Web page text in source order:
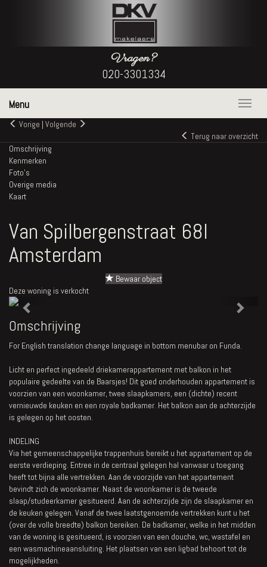
Vragen?
020-3301334
Menu
Vorige | Volgende
Terug naar overzicht
Omschrijving
Kenmerken
Foto's
Overige media
Kaart
Van Spilbergenstraat 68I
Amsterdam
Bewaar object
Deze woning is verkocht
Previous Next
Omschrijving
For English translation change language in bottom menubar on Funda.
Licht en perfect ingedeeld driekamerappartement met balkon in het
populaire gedeelte van de Baarsjes! Dit goed onderhouden appartement is
voorzien van een woonkamer, twee slaapkamers, een (dichte) recent
vernieuwde keuken en een royale badkamer. Het balkon aan de achterzijde
is gelegen op het oosten.
INDELING
Via het gemeenschappelijke trappenhuis bereikt u het appartement op de
eerste verdieping. Entree in de centraal gelegen hal vanwaar u toegang
heeft tot bijna alle vertrekken. Aan de voorzijde van het appartement
bevindt zich de woonkamer. Naast de woonkamer is de tweede
slaap/studeerkamer gesitueerd. Aan de achterzijde zijn de slaapkamer en
de keuken gelegen. Vanaf de twee laatstgenoemde vertrekken kunt u het
(over de volle breedte) balkon bereiken. De badkamer, welke in het midden
van de woning is gesitueerd, is voorzien van een douche, wc, wastafel en
een wasmachineaansluiting. Het plaatsen van een ligbad behoort tot de
mogelijkheden.